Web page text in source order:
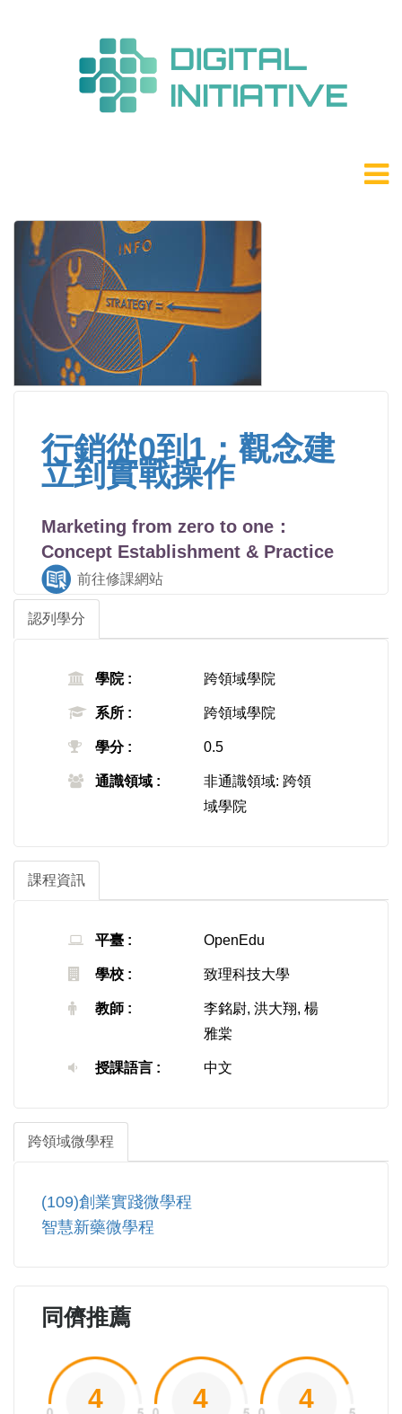
行銷從0到1：觀念建
立到實戰操作
Marketing from zero to one：
Concept Establishment & Practice
前往修課網站
認列學分
學院 : 跨領域學院
系所 : 跨領域學院
學分 : 0.5
通識領域 :
非通識領域: 跨領
域學院
課程資訊
平臺 : OpenEdu
學校 : 致理科技大學
教師 :
李銘尉, 洪大翔, 楊
雅棠
授課語言 : 中文
跨領域微學程
(109)創業實踐微學程
智慧新藥微學程
同儕推薦
4 4 4